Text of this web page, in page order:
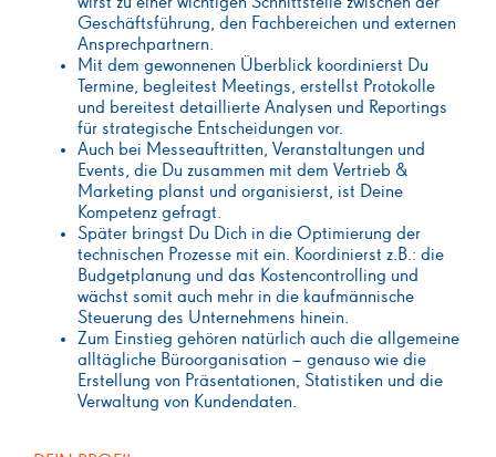
Geschäftsführung, den Fachbereichen und externen
Ansprechpartnern.
Mit dem gewonnenen Überblick koordinierst Du
Termine, begleitest Meetings, erstellst Protokolle
und bereitest detaillierte Analysen und Reportings
für strategische Entscheidungen vor.
Auch bei Messeauftritten, Veranstaltungen und
Events, die Du zusammen mit dem Vertrieb &
Marketing planst und organisierst, ist Deine
Kompetenz gefragt.
Später bringst Du Dich in die Optimierung der
technischen Prozesse mit ein. Koordinierst z.B.: die
Budgetplanung und das Kostencontrolling und
wächst somit auch mehr in die kaufmännische
Steuerung des Unternehmens hinein.
Zum Einstieg gehören natürlich auch die allgemeine
alltägliche Büroorganisation – genauso wie die
Erstellung von Präsentationen, Statistiken und die
Verwaltung von Kundendaten.